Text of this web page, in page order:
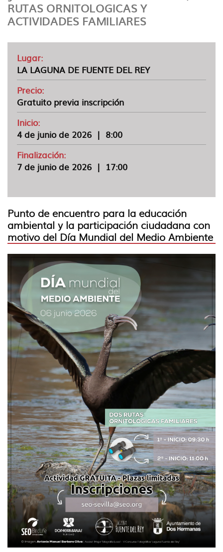
idioma
RUTAS ORNITOLOGICAS Y
ACTIVIDADES FAMILIARES
Lugar:
LA LAGUNA DE FUENTE DEL REY
Precio:
Gratuito previa inscripción
Inicio:
4 de junio de 2026 | 8:00
Finalización:
7 de junio de 2026 | 17:00
Punto de encuentro para la educación
ambiental y la participación ciudadana con
motivo del Día Mundial del Medio Ambiente